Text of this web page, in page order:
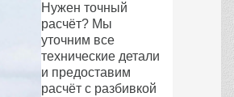
Нужен точный
расчёт? Мы
уточним все
технические детали
и предоставим
расчёт с разбивкой